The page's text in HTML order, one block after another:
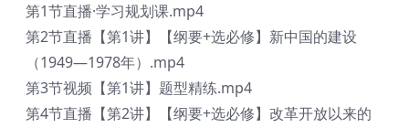
第1节直播·学习规划课.mp4
第2节直播【第1讲】【纲要+选必修】新中国的建设
（1949—1978年）.mp4
第3节视频【第1讲】题型精练.mp4
第4节直播【第2讲】【纲要+选必修】改革开放以来的